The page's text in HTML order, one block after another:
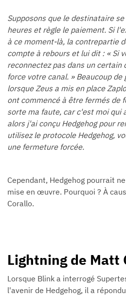
Supposons que le destinataire
heures et règle le paiement. Si
à ce moment-là, la contrepartie
compte à rebours et lui dit : « Si
reconnectez pas dans un certain
force votre canal. » Beaucoup
lorsque Zeus a mis en place
ont commencé à être fermés de
sorte ma faute, car c'est moi qui
alors j'ai conçu Hedgehog pour
utilisez le protocole Hedgehog,
une fermeture forcée.
Cependant, Hedgehog pourrait
mise en œuvre. Pourquoi ? À
Corallo.
Lightning de Matt
Lorsque Blink a interrogé
l'avenir de Hedgehog, il a